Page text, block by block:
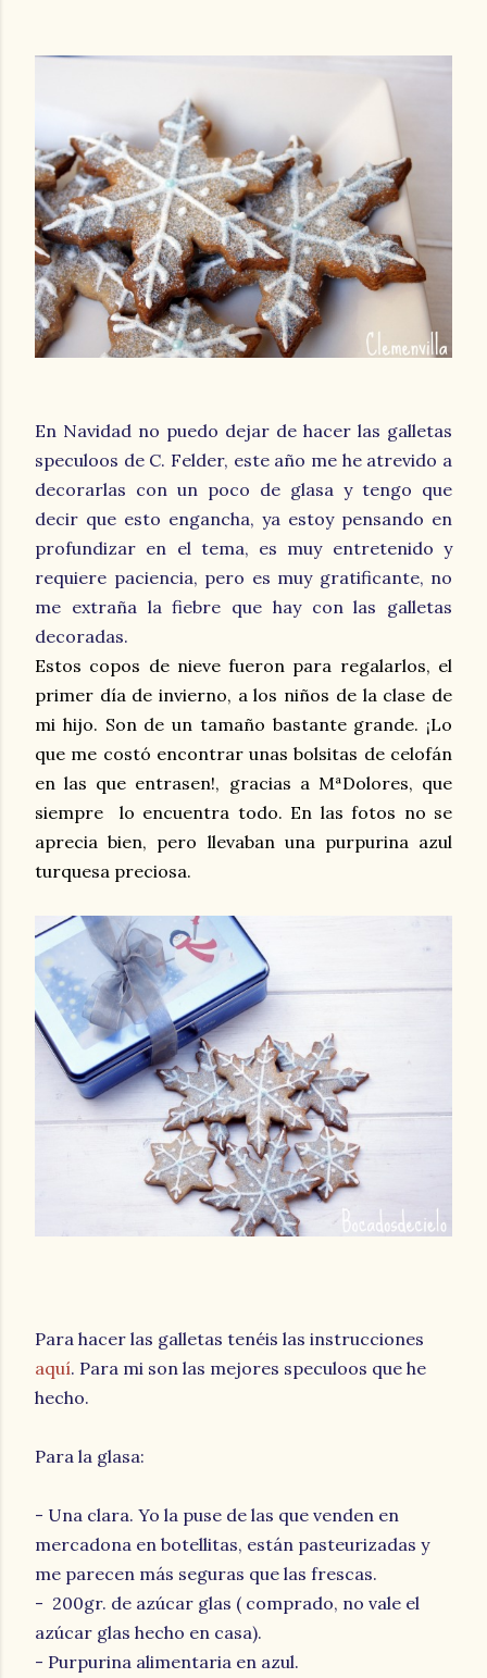
En Navidad no puedo dejar de hacer las galletas
speculoos de C. Felder, este año me he atrevido a
decorarlas con un poco de glasa y tengo que
decir que esto engancha, ya estoy pensando en
profundizar en el tema, es muy entretenido y
requiere paciencia, pero es muy gratificante, no
me extraña la fiebre que hay con las galletas
decoradas.
Estos copos de nieve fueron para regalarlos, el
primer día de invierno, a los niños de la clase de
mi hijo. Son de un tamaño bastante grande. ¡Lo
que me costó encontrar unas bolsitas de celofán
en las que entrasen!, gracias a MªDolores, que
siempre lo encuentra todo. En las fotos no se
aprecia bien, pero llevaban una purpurina azul
turquesa preciosa.
Para hacer las galletas tenéis las instrucciones
aquí. Para mi son las mejores speculoos que he
hecho.
Para la glasa:
- Una clara. Yo la puse de las que venden en
mercadona en botellitas, están pasteurizadas y
me parecen más seguras que las frescas.
- 200gr. de azúcar glas ( comprado, no vale el
azúcar glas hecho en casa).
- Purpurina alimentaria en azul.